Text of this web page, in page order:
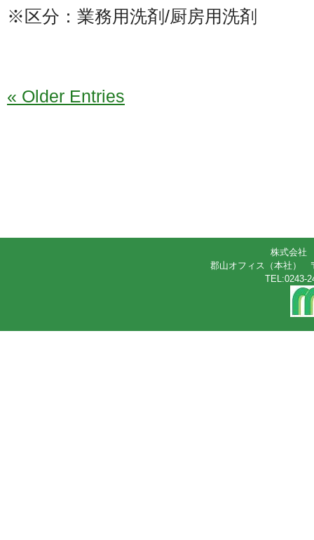
※区分：業務用洗剤/厨房用洗剤
« Older Entries
株式会社
郡山オフィス（本社）
TEL:0243-